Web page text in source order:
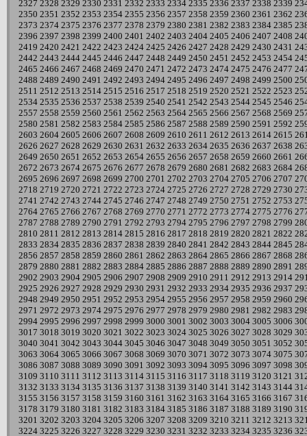
2327 2328 2329 2330 2331 2332 2333 2334 2335 2336 2337 2338 2339
2350 2351 2352 2353 2354 2355 2356 2357 2358 2359 2360 2361 2362
2373 2374 2375 2376 2377 2378 2379 2380 2381 2382 2383 2384 2385
2396 2397 2398 2399 2400 2401 2402 2403 2404 2405 2406 2407 2408
2419 2420 2421 2422 2423 2424 2425 2426 2427 2428 2429 2430 2431
2442 2443 2444 2445 2446 2447 2448 2449 2450 2451 2452 2453 2454
2465 2466 2467 2468 2469 2470 2471 2472 2473 2474 2475 2476 2477
2488 2489 2490 2491 2492 2493 2494 2495 2496 2497 2498 2499 2500
2511 2512 2513 2514 2515 2516 2517 2518 2519 2520 2521 2522 2523
2534 2535 2536 2537 2538 2539 2540 2541 2542 2543 2544 2545 2546
2557 2558 2559 2560 2561 2562 2563 2564 2565 2566 2567 2568 2569
2580 2581 2582 2583 2584 2585 2586 2587 2588 2589 2590 2591 2592
2603 2604 2605 2606 2607 2608 2609 2610 2611 2612 2613 2614 2615
2626 2627 2628 2629 2630 2631 2632 2633 2634 2635 2636 2637 2638
2649 2650 2651 2652 2653 2654 2655 2656 2657 2658 2659 2660 2661
2672 2673 2674 2675 2676 2677 2678 2679 2680 2681 2682 2683 2684
2695 2696 2697 2698 2699 2700 2701 2702 2703 2704 2705 2706 2707
2718 2719 2720 2721 2722 2723 2724 2725 2726 2727 2728 2729 2730
2741 2742 2743 2744 2745 2746 2747 2748 2749 2750 2751 2752 2753
2764 2765 2766 2767 2768 2769 2770 2771 2772 2773 2774 2775 2776
2787 2788 2789 2790 2791 2792 2793 2794 2795 2796 2797 2798 2799
2810 2811 2812 2813 2814 2815 2816 2817 2818 2819 2820 2821 2822
2833 2834 2835 2836 2837 2838 2839 2840 2841 2842 2843 2844 2845
2856 2857 2858 2859 2860 2861 2862 2863 2864 2865 2866 2867 2868
2879 2880 2881 2882 2883 2884 2885 2886 2887 2888 2889 2890 2891
2902 2903 2904 2905 2906 2907 2908 2909 2910 2911 2912 2913 2914
2925 2926 2927 2928 2929 2930 2931 2932 2933 2934 2935 2936 2937
2948 2949 2950 2951 2952 2953 2954 2955 2956 2957 2958 2959 2960
2971 2972 2973 2974 2975 2976 2977 2978 2979 2980 2981 2982 2983
2994 2995 2996 2997 2998 2999 3000 3001 3002 3003 3004 3005 3006
3017 3018 3019 3020 3021 3022 3023 3024 3025 3026 3027 3028 3029
3040 3041 3042 3043 3044 3045 3046 3047 3048 3049 3050 3051 3052
3063 3064 3065 3066 3067 3068 3069 3070 3071 3072 3073 3074 3075
3086 3087 3088 3089 3090 3091 3092 3093 3094 3095 3096 3097 3098
3109 3110 3111 3112 3113 3114 3115 3116 3117 3118 3119 3120 3121
3132 3133 3134 3135 3136 3137 3138 3139 3140 3141 3142 3143 3144
3155 3156 3157 3158 3159 3160 3161 3162 3163 3164 3165 3166 3167
3178 3179 3180 3181 3182 3183 3184 3185 3186 3187 3188 3189 3190
3201 3202 3203 3204 3205 3206 3207 3208 3209 3210 3211 3212 3213
3224 3225 3226 3227 3228 3229 3230 3231 3232 3233 3234 3235 3236